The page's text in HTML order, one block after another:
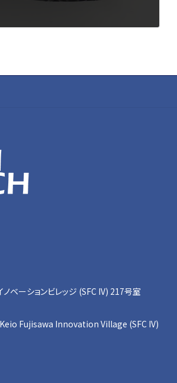
ベーションビレッジ (SFC IV) 217号室
Fujisawa Innovation Village (SFC IV)